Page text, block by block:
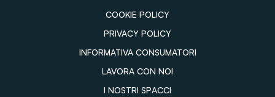
COOKIE POLICY
PRIVACY POLICY
INFORMATIVA CONSUMATORI
LAVORA CON NOI
I NOSTRI SPACCI